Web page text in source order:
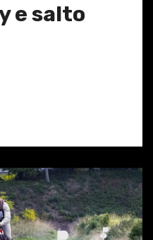
e salto